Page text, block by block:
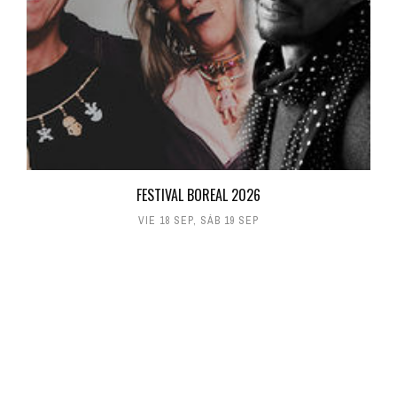
FESTIVAL BOREAL 2026
VIE 18 SEP, SÁB 19 SEP